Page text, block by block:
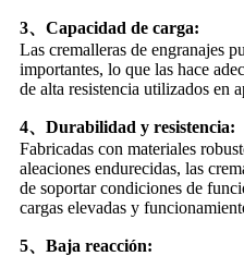
3、 Capacidad de carga:
Las cremalleras de engranajes
importantes, lo que las hace
de alta resistencia utilizados en
4、 Durabilidad y resistencia:
Fabricadas con materiales
aleaciones endurecidas, las
de soportar condiciones de
cargas elevadas y
5、 Baja reacción: